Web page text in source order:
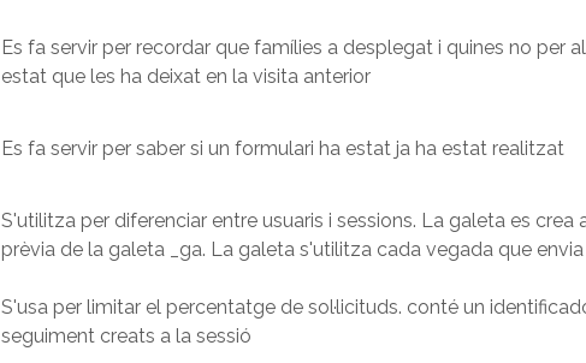
Es fa servir per recordar que famílies a desplegat i quines no per
estat que les ha deixat en la visita anterior
Es fa servir per saber si un formulari ha estat ja ha estat realitzat
S'utilitza per diferenciar entre usuaris i sessions. La galeta es
prèvia de la galeta _ga. La galeta s'utilitza cada vegada que
S'usa per limitar el percentatge de sol·licituds. conté un
seguiment creats a la sessió